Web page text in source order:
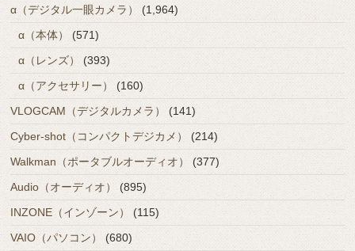
α（デジタル一眼カメラ）
(1,964)
α（本体）
(571)
α（レンズ）
(393)
α（アクセサリー）
(160)
VLOGCAM（デジタルカメラ）
(141)
Cyber-shot（コンパクトデジカメ）
(214)
Walkman（ポータブルオーディオ）
(377)
Audio（オーディオ）
(895)
INZONE（インゾーン）
(115)
VAIO（パソコン）
(680)